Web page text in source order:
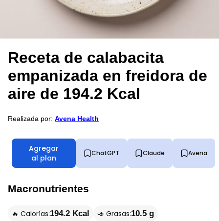
Receta de calabacita
empanizada en freidora de
aire de 194.2 Kcal
Realizada por: Avena Health
Agregar
al plan
ChatGPT Claude Avena
Macronutrientes
🔥 Calorías:194.2 Kcal 🥑 Grasas:10.5 g